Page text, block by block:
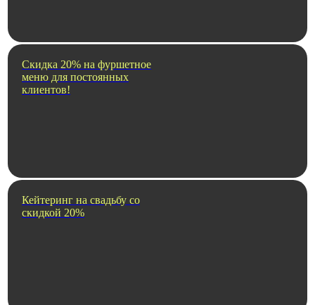
Скидка 20% на фуршетное
меню для постоянных
клиентов!
Кейтеринг на свадьбу со
скидкой 20%